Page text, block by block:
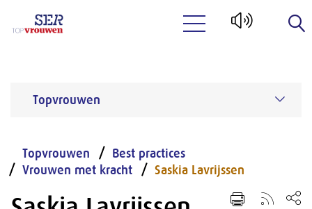
Topvrouwen
Topvrouwen
Best practices
Vrouwen met kracht
Saskia Lavrijssen